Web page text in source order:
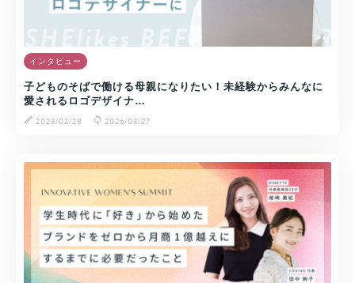
インタビュー
子どものそばで働ける母親になりたい！未経験からみんなに
愛されるロゴデザイナ…
2023/02/28
2026/03/27